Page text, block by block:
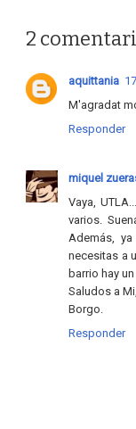
2
aquittania
M'agradat
Responder
miquel
Vaya,
varios.
Además,
necesitas a
barrio hay
Saludos a
Borgo.
Responder